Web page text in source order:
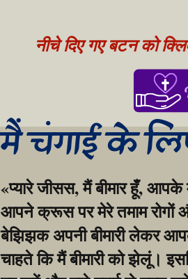
नीचे दिए गए बटन को
मैं चंगाई के
«प्यारे जीसस, मैं बीमार हूँ,
आपने क्रूस पर मेरे तमाम रोगों
बेझिझक अपनी बीमारी लेकर
चाहते कि मैं बीमारी को झेलूं।